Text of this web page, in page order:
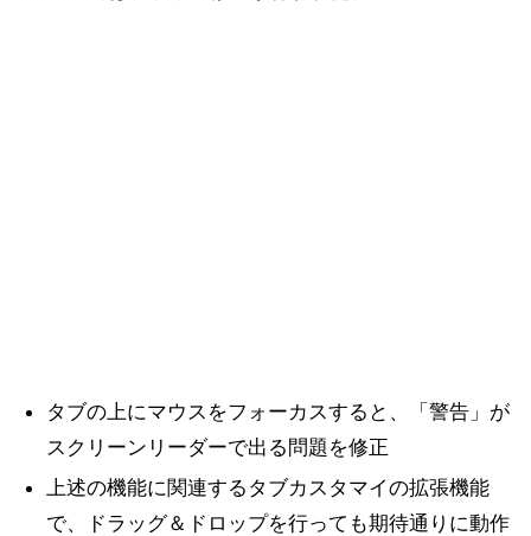
タブの上にマウスをフォーカスすると、「警告」が
スクリーンリーダーで出る問題を修正
上述の機能に関連するタブカスタマイの拡張機能
で、ドラッグ＆ドロップを行っても期待通りに動作